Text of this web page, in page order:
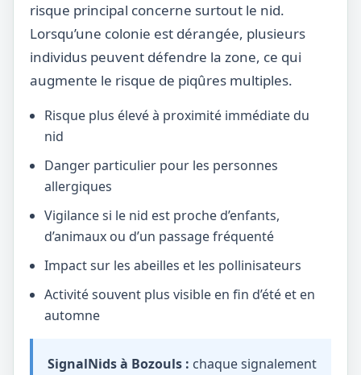
risque principal concerne surtout le nid.
Lorsqu’une colonie est dérangée, plusieurs
individus peuvent défendre la zone, ce qui
augmente le risque de piqûres multiples.
Risque plus élevé à proximité immédiate du
nid
Danger particulier pour les personnes
allergiques
Vigilance si le nid est proche d’enfants,
d’animaux ou d’un passage fréquenté
Impact sur les abeilles et les pollinisateurs
Activité souvent plus visible en fin d’été et en
automne
SignalNids à Bozouls : chaque signalement